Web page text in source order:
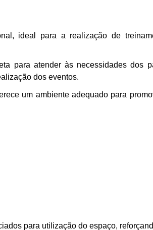
ideal para a realização de
para atender às necessidades dos
dos eventos.
um ambiente adequado para
para utilização do espaço,